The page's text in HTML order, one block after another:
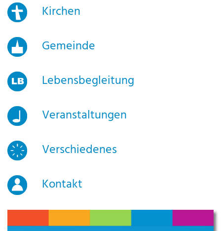
Kirchen
Gemeinde
Lebensbegleitung
Veranstaltungen
Verschiedenes
Kontakt